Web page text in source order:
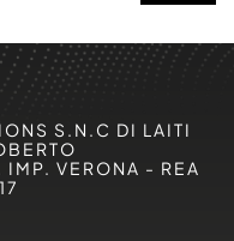
S.N.C DI LAITI
VERONA - REA